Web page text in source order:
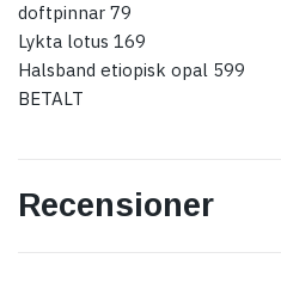
doftpinnar 79
Lykta lotus 169
Halsband etiopisk opal 599
BETALT
Recensioner